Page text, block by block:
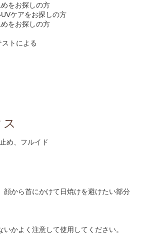
をお探しの方
ケアをお探しの方
をお探しの方
ストによる
め、フルイド
顔から首にかけて日焼けを避けたい部分
いかよく注意して使用してください。